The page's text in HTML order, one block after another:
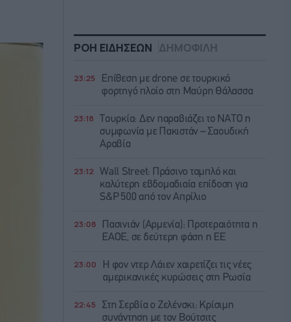
ΡΟΗ ΕΙΔΗΣΕΩΝ ΔΗΜΟΦΙΛΗ
23:25
Επίθεση με drone σε τουρκικό
φορτηγό πλοίο στη Μαύρη Θάλασσα
23:18
Τουρκία: Δεν παραβιάζει το ΝΑΤΟ η
συμφωνία με Πακιστάν – Σαουδική
Αραβία
23:12
Wall Street: Πράσινο ταμπλό και
καλύτερη εβδομαδιαία επίδοση για
S&P 500 από τον Απρίλιο
23:08
Πασινιάν (Αρμενία): Προτεραιότητα η
ΕΑΟΕ, σε δεύτερη φάση η ΕΕ
23:00
Η φον ντερ Λάιεν χαιρετίζει τις νέες
αμερικανικές κυρώσεις στη Ρωσία
22:45
Στη Σερβία ο Ζελένσκι: Κρίσιμη
συνάντηση με τον Βούτσιτς